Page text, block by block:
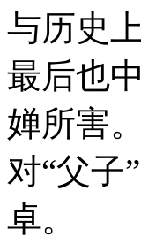
与历史
最后也
婵所害
对“父子
卓。